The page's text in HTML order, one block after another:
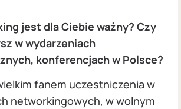
jest dla Ciebie ważny? Czy
w wydarzeniach
konferencjach w Polsce?
fanem uczestniczenia w
networkingowych, w wolnym